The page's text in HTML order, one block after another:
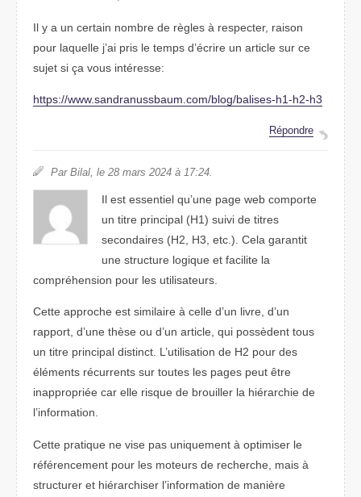
Il y a un certain nombre de règles à respecter, raison
pour laquelle j’ai pris le temps d’écrire un article sur ce
sujet si ça vous intéresse:
https://www.sandranussbaum.com/blog/balises-h1-h2-h3
Répondre
Par Bilal, le 28 mars 2024 à 17:24.
Il est essentiel qu’une page web comporte
un titre principal (H1) suivi de titres
secondaires (H2, H3, etc.). Cela garantit
une structure logique et facilite la
compréhension pour les utilisateurs.
Cette approche est similaire à celle d’un livre, d’un
rapport, d’une thèse ou d’un article, qui possèdent tous
un titre principal distinct. L’utilisation de H2 pour des
éléments récurrents sur toutes les pages peut être
inappropriée car elle risque de brouiller la hiérarchie de
l’information.
Cette pratique ne vise pas uniquement à optimiser le
référencement pour les moteurs de recherche, mais à
structurer et hiérarchiser l’information de manière